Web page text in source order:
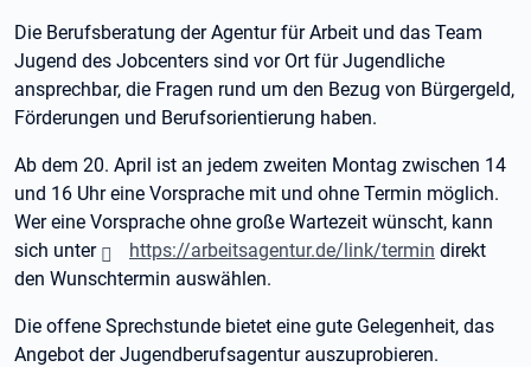
Die Berufsberatung der Agentur für Arbeit und das Team
Jugend des Jobcenters sind vor Ort für Jugendliche
ansprechbar, die Fragen rund um den Bezug von Bürgergeld,
Förderungen und Berufsorientierung haben.
Ab dem 20. April ist an jedem zweiten Montag zwischen 14
und 16 Uhr eine Vorsprache mit und ohne Termin möglich.
Wer eine Vorsprache ohne große Wartezeit wünscht, kann
sich unter
https://arbeitsagentur.de/link/termin direkt
den Wunschtermin auswählen.
Die offene Sprechstunde bietet eine gute Gelegenheit, das
Angebot der Jugendberufsagentur auszuprobieren.